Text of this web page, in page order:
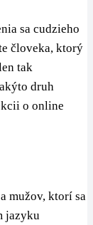
sa cudzieho
človeka, ktorý
tak
druh
o online
mužov, ktorí sa
jazyku